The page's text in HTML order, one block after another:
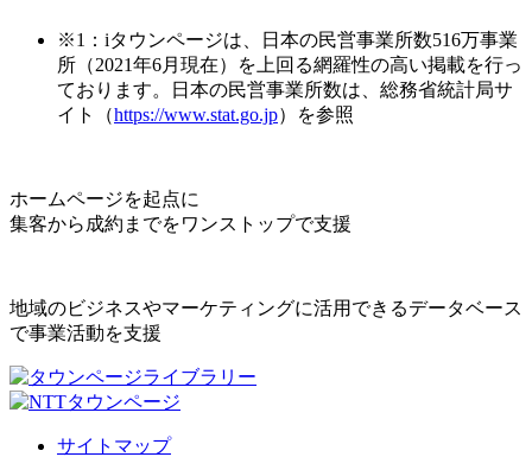
※1：iタウンページは、日本の民営事業所数516万事業
所（2021年6月現在）を上回る網羅性の高い掲載を行っ
ております。日本の民営事業所数は、総務省統計局サ
イト（https://www.stat.go.jp）を参照
ホームページを起点に
集客から成約までをワンストップで支援
地域のビジネスやマーケティングに活用できるデータベース
で事業活動を支援
サイトマップ